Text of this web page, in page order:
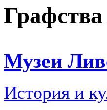
Музеи
История и